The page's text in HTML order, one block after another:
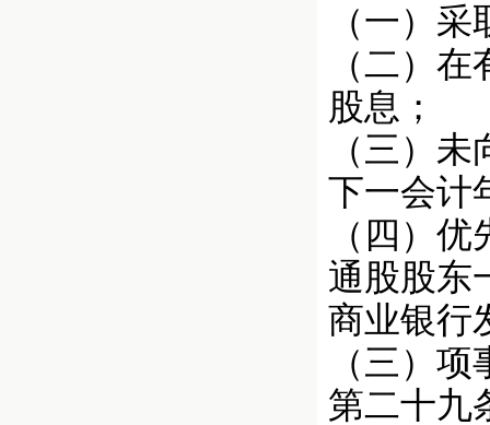
（一）
（二）
股息；
（三）
下一会计
（四）
通股股东
商业银行
（三）
第二十九